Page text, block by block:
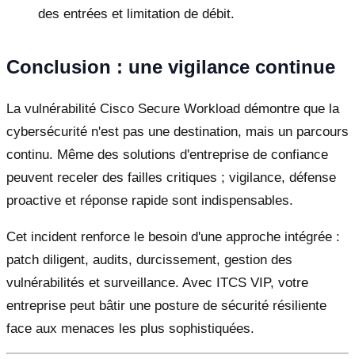
des entrées et limitation de débit.
Conclusion : une vigilance continue
La vulnérabilité Cisco Secure Workload démontre que la
cybersécurité n'est pas une destination, mais un parcours
continu. Même des solutions d'entreprise de confiance
peuvent receler des failles critiques ; vigilance, défense
proactive et réponse rapide sont indispensables.
Cet incident renforce le besoin d'une approche intégrée :
patch diligent, audits, durcissement, gestion des
vulnérabilités et surveillance. Avec ITCS VIP, votre
entreprise peut bâtir une posture de sécurité résiliente
face aux menaces les plus sophistiquées.